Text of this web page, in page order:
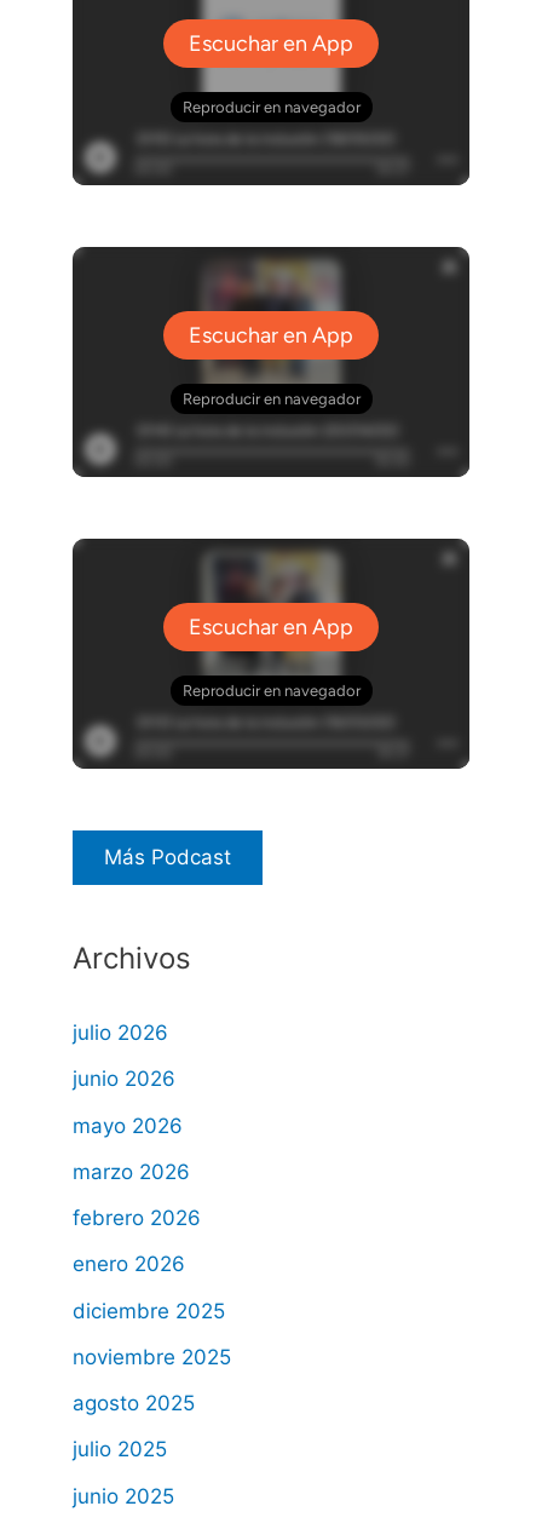
Más Podcast
Archivos
julio 2026
junio 2026
mayo 2026
marzo 2026
febrero 2026
enero 2026
diciembre 2025
noviembre 2025
agosto 2025
julio 2025
junio 2025